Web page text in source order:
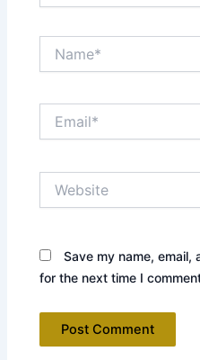
Save my name,
for the next time I